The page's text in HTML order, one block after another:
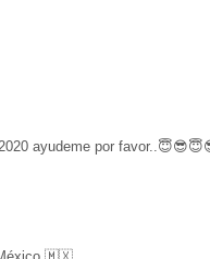
ayudeme por